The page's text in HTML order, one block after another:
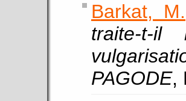
Barkat, M.
traite-t-
PAGODE,